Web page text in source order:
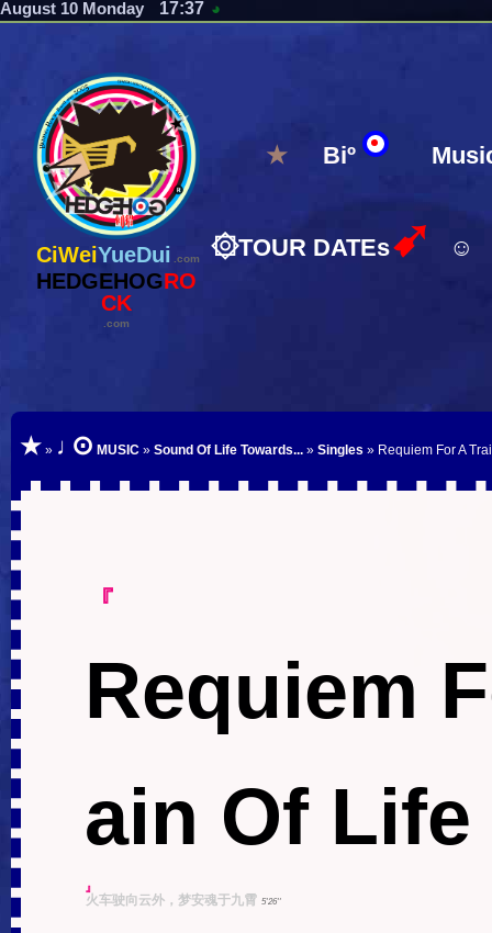
August 10 Monday 17:37 ◕
CiWeiYueDui .com
HEDGEHOGRO
CK
.com
★ Biº
۞TOUR DATEs➹ ☺
★ » ♩⊙ MUSIC »Sound Of Life Towards... »Singles » Requiem For A
『
Requiem
ain Of Life
』
火车驶向云外，梦安魂于九霄 5'26''